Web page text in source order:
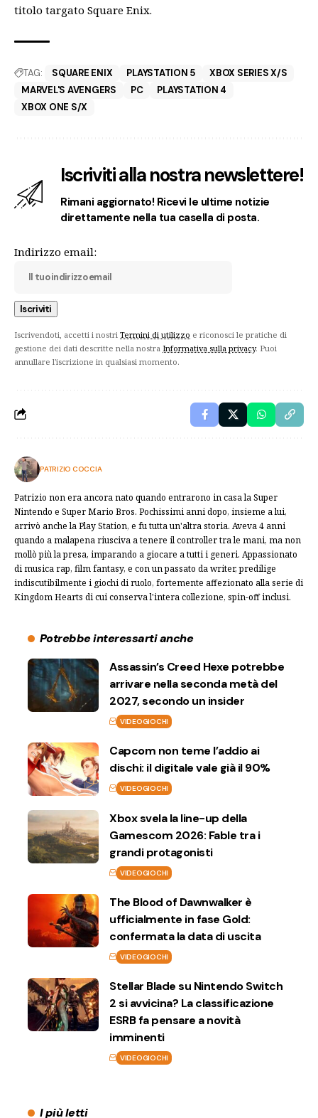
titolo targato Square Enix.
TAG: SQUARE ENIX PLAYSTATION 5
XBOX SERIES X/S
MARVEL'S AVENGERS
PC
PLAYSTATION 4
XBOX ONE S/X
Iscriviti alla nostra newslettere!
Rimani aggiornato! Ricevi le ultime notizie
direttamente nella tua casella di posta.
Indirizzo email:
Iscrivendoti, accetti i nostri Termini di utilizzo e riconosci le pratiche di
gestione dei dati descritte nella nostra Informativa sulla privacy. Puoi
annullare l'iscrizione in qualsiasi momento.
PATRIZIO COCCIA
Patrizio non era ancora nato quando entrarono in casa la Super
Nintendo e Super Mario Bros. Pochissimi anni dopo, insieme a lui,
arrivò anche la Play Station, e fu tutta un'altra storia. Aveva 4 anni
quando a malapena riusciva a tenere il controller tra le mani, ma non
mollò più la presa, imparando a giocare a tutti i generi. Appassionato
di musica rap, film fantasy, e con un passato da writer, predilige
indiscutibilmente i giochi di ruolo, fortemente affezionato alla serie di
Kingdom Hearts di cui conserva l'intera collezione, spin-off inclusi.
Potrebbe interessarti anche
Assassin’s Creed Hexe potrebbe
arrivare nella seconda metà del
2027, secondo un insider
VIDEOGIOCHI
Capcom non teme l’addio ai
dischi: il digitale vale già il 90%
VIDEOGIOCHI
Xbox svela la line-up della
Gamescom 2026: Fable tra i
grandi protagonisti
VIDEOGIOCHI
The Blood of Dawnwalker è
ufficialmente in fase Gold:
confermata la data di uscita
VIDEOGIOCHI
Stellar Blade su Nintendo Switch
2 si avvicina? La classificazione
ESRB fa pensare a novità
imminenti
VIDEOGIOCHI
I più letti